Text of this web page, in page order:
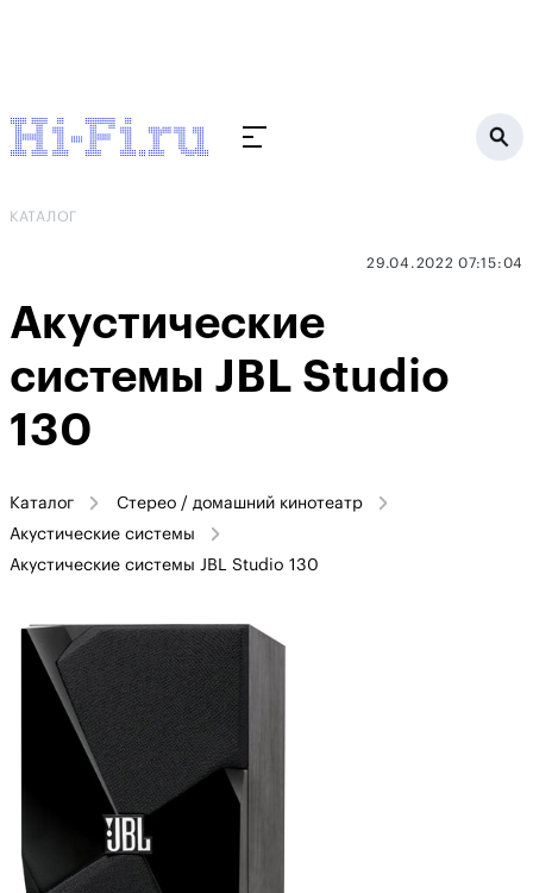
КАТАЛОГ
29.04.2022 07:15:04
Акустические
системы JBL Studio
130
Каталог
Стерео / домашний кинотеатр
Акустические системы
Акустические системы JBL Studio 130